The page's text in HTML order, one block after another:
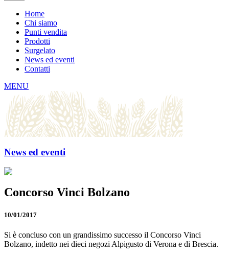
Home
Chi siamo
Punti vendita
Prodotti
Surgelato
News ed eventi
Contatti
MENU
News ed eventi
Concorso Vinci Bolzano
10/01/2017
Si è concluso con un grandissimo successo il Concorso Vinci
Bolzano, indetto nei dieci negozi Alpigusto di Verona e di Brescia.